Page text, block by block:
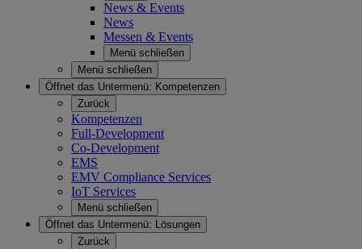
News & Events
News
Messen & Events
Menü schließen
Menü schließen
Öffnet das Untermenü: Kompetenzen
Zurück
Kompetenzen
Full-Development
Co-Development
EMS
EMV Compliance Services
IoT Services
Menü schließen
Öffnet das Untermenü: Lösungen
Zurück